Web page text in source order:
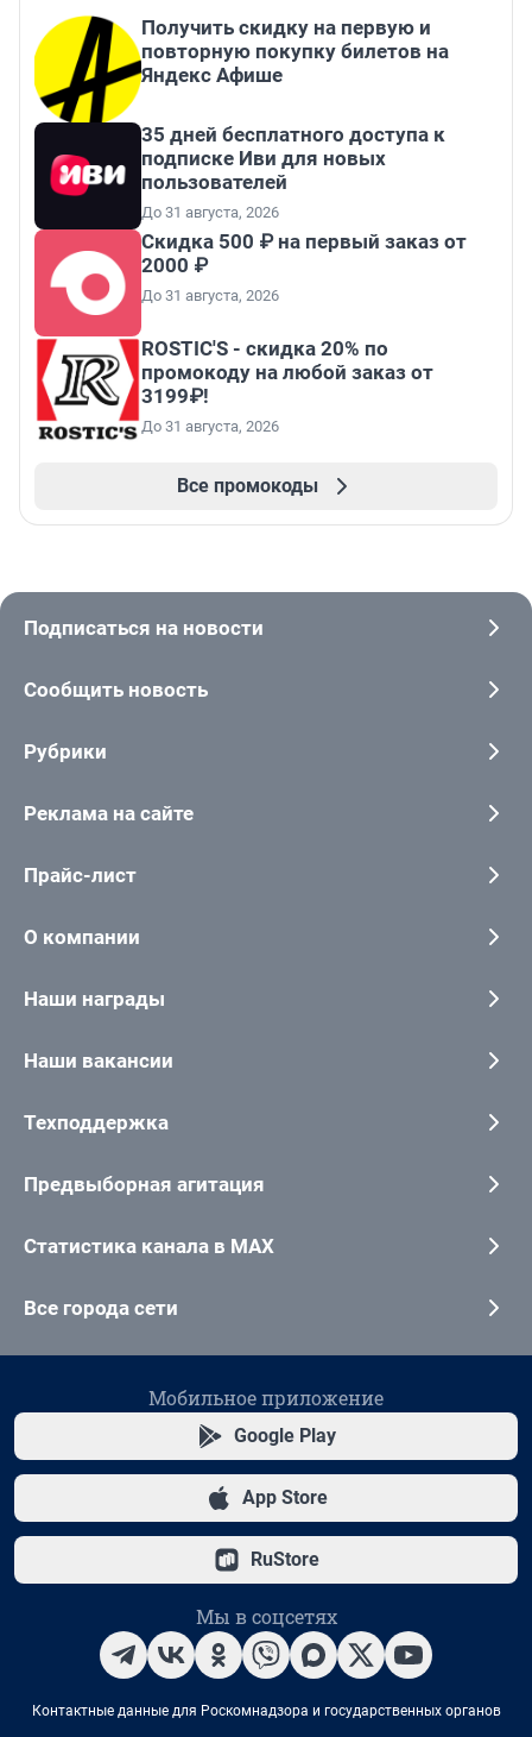
Получить скидку на первую и
повторную покупку билетов на
Яндекс Афише
35 дней бесплатного доступа к
подписке Иви для новых
пользователей
До 31 августа, 2026
Скидка 500 ₽ на первый заказ от
2000 ₽
До 31 августа, 2026
ROSTIC'S - скидка 20% по
промокоду на любой заказ от
3199₽!
До 31 августа, 2026
Все промокоды
Подписаться на новости
Сообщить новость
Рубрики
Реклама на сайте
Прайс-лист
О компании
Наши награды
Наши вакансии
Техподдержка
Предвыборная агитация
Статистика канала в MAX
Все города сети
Мобильное приложение
Google Play
App Store
RuStore
Мы в соцсетях
Контактные данные для Роскомнадзора и государственных органов